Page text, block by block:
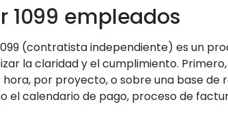
1099 empleados
(contratista independiente) es un
la claridad y el cumplimiento.
por proyecto, o sobre una base
el calendario de pago, proceso de